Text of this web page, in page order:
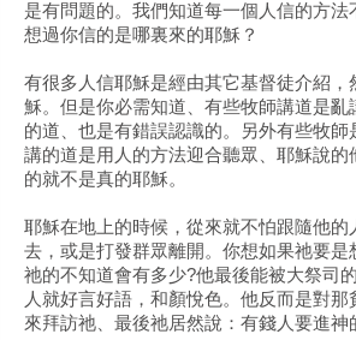
是有問題的。我們知道每一個人信的方
想過你信的是哪裏來的耶穌？
有很多人信耶穌是經由其它基督徒介紹
穌。但是你必需知道、有些牧師講道是
的道、也是有錯誤認識的。另外有些牧
講的道是用人的方法迎合聽眾、耶穌說
的就不是真的耶穌。
耶穌在地上的時候，從來就不怕跟隨他
去，或是打發群眾離開。你想如果祂要
祂的不知道會有多少?他最後能被大祭司
人就好言好語，和顏悅色。他反而是對
來拜訪祂、最後祂居然說：有錢人要進神